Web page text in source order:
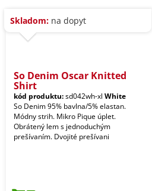
Skladom: na dopyt
So Denim Oscar Knitted
Shirt
kód produktu:sd042wh-xl White
So Denim 95% bavlna/5% elastan.
Módny strih. Mikro Pique úplet.
Obrátený lem s jednoduchým
prešívaním. Dvojité prešívani